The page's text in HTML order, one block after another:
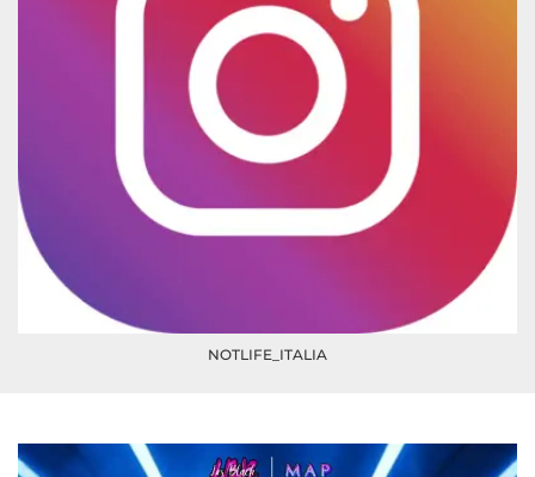
NOTLIFE_ITALIA